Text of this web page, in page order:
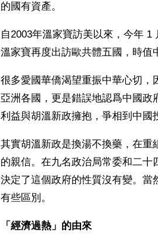
的國有資產。
自2003年溫家寶訪美以來，今年
溫家寶再度出訪歐共體五國，時值
很多愛國華僑渴望重振中華心切
亞洲各國，更是錯誤地認爲中國政
利益與胡溫新政擁抱，爭相到中國
其實胡溫新政是換湯不換藥，在重
的親信。在九名政治局常委和二
決定了這個政府的性質沒有變。
有些區別。
「經濟過熱」的由來